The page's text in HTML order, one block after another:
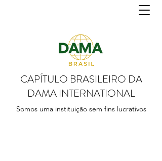
CAPÍTULO BRASILEIRO DA
DAMA INTERNATIONAL
Somos uma instituição sem fins lucrativos